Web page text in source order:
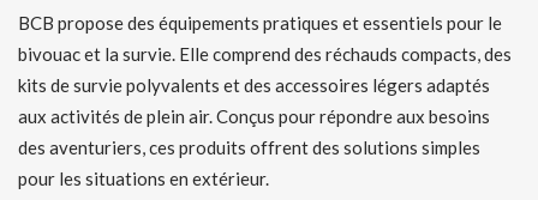
BCB propose des équipements pratiques et essentiels pour le
bivouac et la survie. Elle comprend des réchauds compacts, des
kits de survie polyvalents et des accessoires légers adaptés
aux activités de plein air. Conçus pour répondre aux besoins
des aventuriers, ces produits offrent des solutions simples
pour les situations en extérieur.